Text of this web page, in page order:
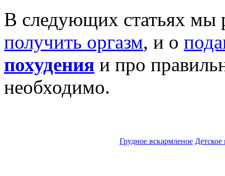
В следующих статьях мы
получить оргазм, и о
похудения и про
необходимо.
Грудное вскармленое Детское